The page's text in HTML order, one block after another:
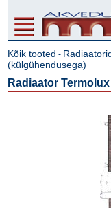
Kõik tooted -
(külgühendusega)
Radiaator